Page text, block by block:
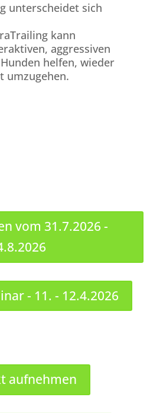
unterscheidet sich
kann
aggressiven
helfen, wieder
umzugehen.
vom 31.7.2026 -
- 11. - 12.4.2026
aufnehmen